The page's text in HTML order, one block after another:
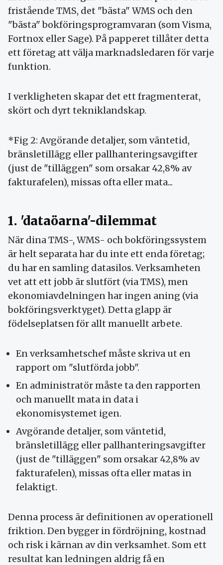
fristående TMS, det "bästa" WMS och den
"bästa" bokföringsprogramvaran (som Visma,
Fortnox eller Sage). På papperet tillåter detta
ett företag att välja marknadsledaren för varje
funktion.
I verkligheten skapar det ett fragmenterat,
skört och dyrt tekniklandskap.
*Fig 2: Avgörande detaljer, som väntetid,
bränsletillägg eller pallhanteringsavgifter
(just de "tilläggen" som orsakar 42,8% av
fakturafelen), missas ofta eller mata...
1. 'dataöarna'-dilemmat
När dina TMS-, WMS- och bokföringssystem
är helt separata har du inte ett enda företag;
du har en samling datasilos. Verksamheten
vet att ett jobb är slutfört (via TMS), men
ekonomiavdelningen har ingen aning (via
bokföringsverktyget). Detta glapp är
födelseplatsen för allt manuellt arbete.
En verksamhetschef måste skriva ut en
rapport om "slutförda jobb".
En administratör måste ta den rapporten
och manuellt mata in data i
ekonomisystemet igen.
Avgörande detaljer, som väntetid,
bränsletillägg eller pallhanteringsavgifter
(just de "tilläggen" som orsakar 42,8% av
fakturafelen), missas ofta eller matas in
felaktigt.
Denna process är definitionen av operationell
friktion. Den bygger in fördröjning, kostnad
och risk i kärnan av din verksamhet. Som ett
resultat kan ledningen aldrig få en